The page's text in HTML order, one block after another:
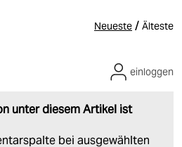
Neueste / Älteste
unter diesem Artikel ist
bei ausgewählten
einloggen